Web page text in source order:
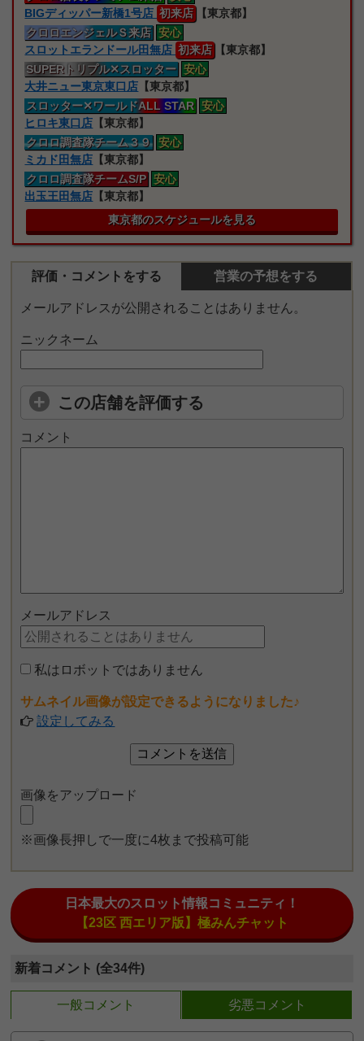
BIGディッパー新橋1号店 初来店
【東京都】
クロロエンジェルＳ来店 安心
スロットエランドール田無店 初来店
【東京都】
SUPERトリプル✕スロッター 安心
大井ニュー東京東口店 【東京都】
スロッター✕ワールドALL STAR 安心
ヒロキ東口店 【東京都】
クロロ調査隊チーム３９ 安心
ミカド田無店 【東京都】
クロロ調査隊チームS/P 安心
出玉王田無店 【東京都】
東京都のスケジュールを見る
評価・コメントをする 営業の予想をする
メールアドレスが公開されることはありません。
ニックネーム
この店舗を評価する
コメント
メールアドレス
私はロボットではありません
サムネイル画像が設定できるようになりました♪
設定してみる
画像をアップロード
※画像長押しで一度に4枚まで投稿可能
日本最大のスロット情報コミュニティ！
【23区 西エリア版】極みんチャット
新着コメント (全34件)
一般コメント 劣悪コメント